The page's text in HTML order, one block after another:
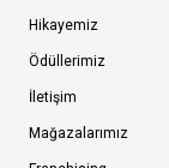
Hikayemiz
Ödüllerimiz
İletişim
Mağazalarımız